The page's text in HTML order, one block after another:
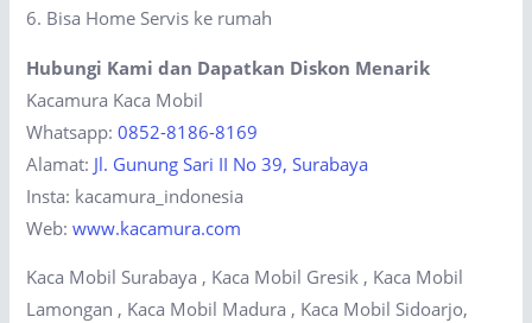
6. Bisa Home Servis ke rumah
Hubungi Kami dan Dapatkan Diskon Menarik
Kacamura Kaca Mobil
Whatsapp:0852-8186-8169
Alamat: Jl. Gunung Sari II No 39, Surabaya
Insta: kacamura_indonesia
Web:www.kacamura.com
Kaca Mobil Surabaya , Kaca Mobil Gresik , Kaca Mobil
Lamongan , Kaca Mobil Madura , Kaca Mobil Sidoarjo,